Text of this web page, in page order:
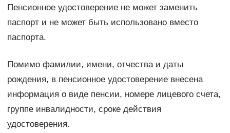
Пенсионное удостоверение не может заменить
паспорт и не может быть использовано вместо
паспорта.
Помимо фамилии, имени, отчества и даты
рождения, в пенсионное удостоверение внесена
информация о виде пенсии, номере лицевого счета,
группе инвалидности, сроке действия
удостоверения.